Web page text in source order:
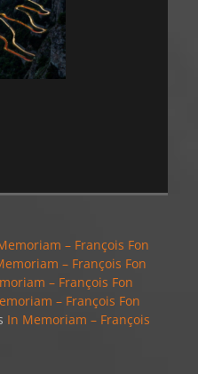
– François Fon
– François Fon
– François Fon
– François Fon
In Memoriam – François